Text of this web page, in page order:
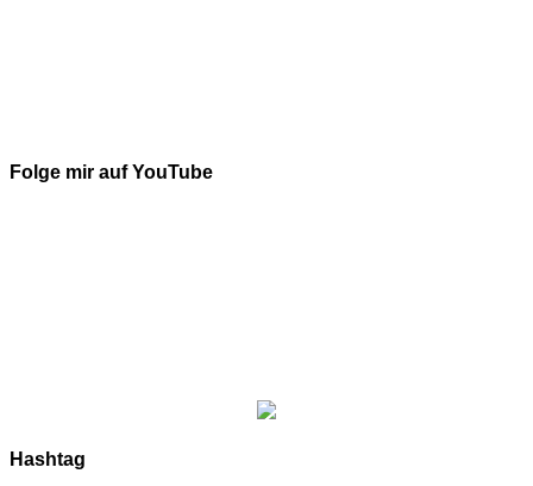
Folge mir auf YouTube
Hashtag